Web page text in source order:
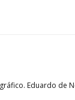
Eduardo de